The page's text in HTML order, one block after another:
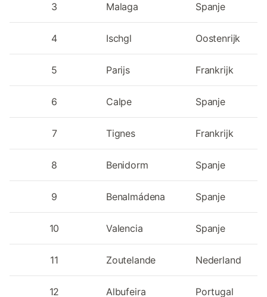
3 Malaga Spanje
4 Ischgl Oostenrijk
5 Parijs Frankrijk
6 Calpe Spanje
7 Tignes Frankrijk
8 Benidorm Spanje
9 Benalmádena Spanje
10 Valencia Spanje
11 Zoutelande Nederland
12 Albufeira Portugal